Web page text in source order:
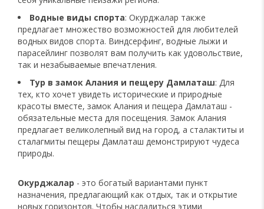
Водные виды спорта: Окурджалар также
предлагает множество возможностей для любителей
водных видов спорта. Виндсерфинг, водные лыжи и
парасейлинг позволят вам получить как удовольствие,
так и незабываемые впечатления.
Тур в замок Алания и пещеру Дамлаташ: Для
тех, кто хочет увидеть исторические и природные
красоты вместе, замок Алания и пещера Дамлаташ -
обязательные места для посещения. Замок Алания
предлагает великолепный вид на город, а сталактиты и
сталагмиты пещеры Дамлаташ демонстрируют чудеса
природы.
Окурджалар - это богатый вариантами пункт
назначения, предлагающий как отдых, так и открытие
новых горизонтов. Чтобы насладиться этими